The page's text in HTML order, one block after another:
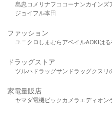
島忠 コメリ ナフコ コーナンカインズ
ジョイフル本田
ファッション
ユニクロ しまむら アベイルAOKIはる
ドラッグストア
ツルハドラッグサンドラッグクスリ
家電量販店
ヤマダ電機ビックカメラ エディオン